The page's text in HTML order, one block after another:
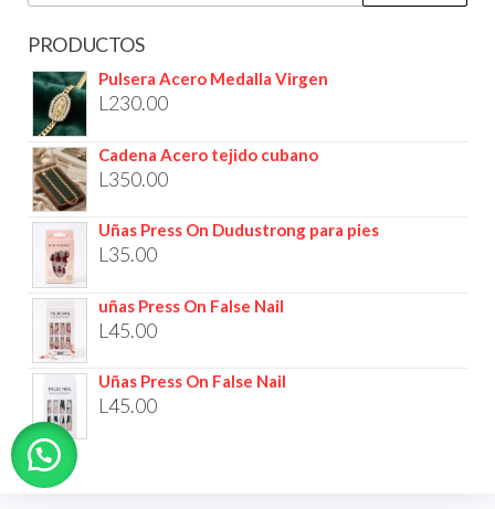
PRODUCTOS
Pulsera Acero Medalla Virgen
L 230.00
Cadena Acero tejido cubano
L 350.00
Uñas Press On Dudustrong para pies
L 35.00
uñas Press On False Nail
L 45.00
Uñas Press On False Nail
L 45.00